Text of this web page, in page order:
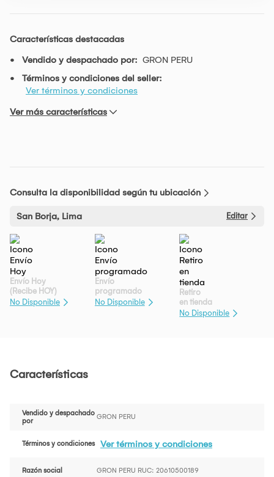
Características destacadas
Vendido y despachado por: GRON PERU
Términos y condiciones del seller:
Ver términos y condiciones
Ver más características
Consulta la disponibilidad según tu ubicación
San Borja, Lima Editar
Envío Hoy
(Recibe HOY)
No Disponible
Envío
programado
No Disponible
Retiro
en tienda
No Disponible
Características
Vendido y despachado
por
GRON PERU
Términos y condiciones Ver términos y condiciones
Razón social GRON PERU RUC: 20610500189